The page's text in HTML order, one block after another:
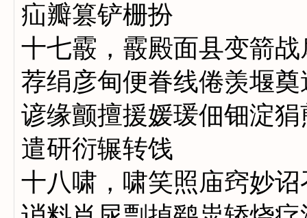
疝瓣篡铲栅扮
十七霰，霰殿面县变箭
荐绢彦甸便眷线倦羡堰
谚缘颤擅援媛瑗佃钿淀
遣研衍辗转饯
十八啸，啸笑照庙窍妙